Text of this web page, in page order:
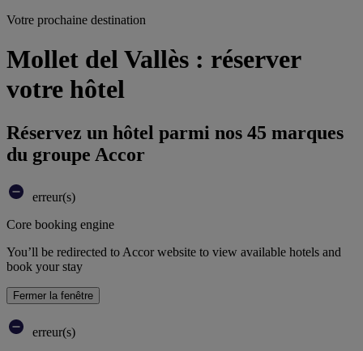
Votre prochaine destination
Mollet del Vallès : réserver
votre hôtel
Réservez un hôtel parmi nos 45 marques
du groupe Accor
erreur(s)
Core booking engine
You’ll be redirected to Accor website to view available hotels and
book your stay
Fermer la fenêtre
erreur(s)